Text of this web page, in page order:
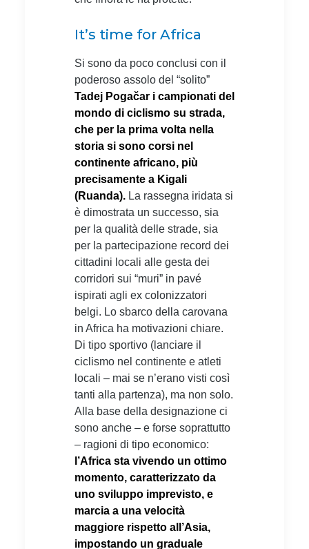
It’s time for Africa
Si sono da poco conclusi con il
poderoso assolo del “solito”
Tadej Pogačar i campionati del
mondo di ciclismo su strada,
che per la prima volta nella
storia si sono corsi nel
continente africano, più
precisamente a Kigali
(Ruanda). La rassegna iridata si
è dimostrata un successo, sia
per la qualità delle strade, sia
per la partecipazione record dei
cittadini locali alle gesta dei
corridori sui “muri” in pavé
ispirati agli ex colonizzatori
belgi. Lo sbarco della carovana
in Africa ha motivazioni chiare.
Di tipo sportivo (lanciare il
ciclismo nel continente e atleti
locali – mai se n’erano visti così
tanti alla partenza), ma non solo.
Alla base della designazione ci
sono anche – e forse soprattutto
– ragioni di tipo economico:
l’Africa sta vivendo un ottimo
momento, caratterizzato da
uno sviluppo imprevisto, e
marcia a una velocità
maggiore rispetto all’Asia,
impostando un graduale